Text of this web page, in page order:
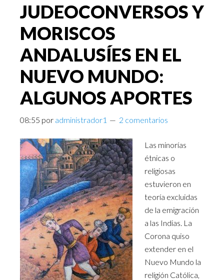
JUDEOCONVERSOS Y
MORISCOS
ANDALUSÍES EN EL
NUEVO MUNDO:
ALGUNOS APORTES
08:55 por administrador1 2 comentarios
Las minorías
étnicas o
religiosas
estuvieron en
teoría excluidas
de la emigración
a las Indias. La
Corona quiso
extender en el
Nuevo Mundo la
religión Católica,